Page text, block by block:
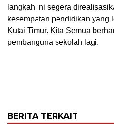
langkah ini segera
kesempatan pendidikan yang
Kutai Timur. Kita Semua
pembanguna sekolah lagi.
BERITA TERKAIT